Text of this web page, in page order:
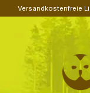
Zum Hauptinhalt
Versandkostenfreie